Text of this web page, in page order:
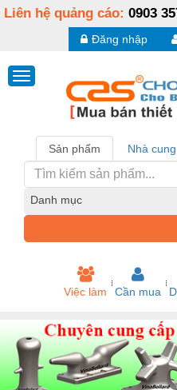
Liên hệ quảng cáo: 0903
Đăng nhập
Sản phẩm Nhà
Danh mục
Việc làm Cần mua